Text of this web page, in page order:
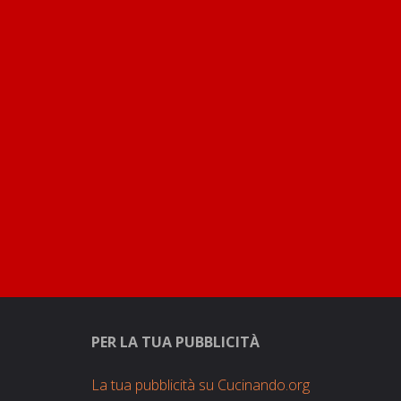
PER LA TUA PUBBLICITÀ
La tua pubblicità su Cucinando.org